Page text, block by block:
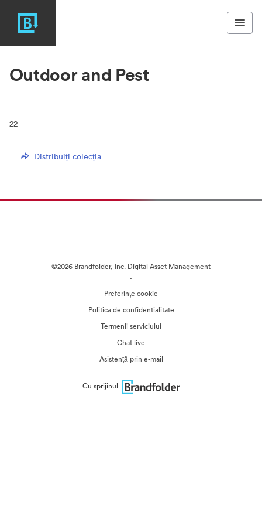
Outdoor and Pest
22
Distribuiți colecția
©2026 Brandfolder, Inc. Digital Asset Management
·
Preferințe cookie
Politica de confidentialitate
Termenii serviciului
Chat live
Asistență prin e-mail
Cu sprijinul